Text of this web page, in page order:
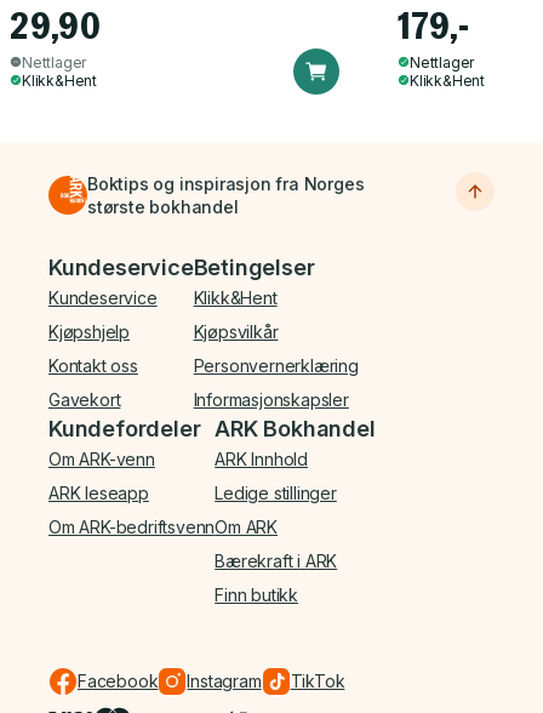
29,90
Nettlager
Klikk&Hent
179,-
Nettlager
Klikk&Hent
Boktips og inspirasjon fra Norges
største bokhandel
Bunnmeny
Kundeservice
Kundeservice
Kjøpshjelp
Kontakt oss
Gavekort
Betingelser
Klikk&Hent
Kjøpsvilkår
Personvernerklæring
Informasjonskapsler
Kundefordeler
Om ARK-venn
ARK leseapp
Om ARK-bedriftsvenn
ARK Bokhandel
ARK Innhold
Ledige stillinger
Om ARK
Bærekraft i ARK
Finn butikk
Facebook Instagram TikTok